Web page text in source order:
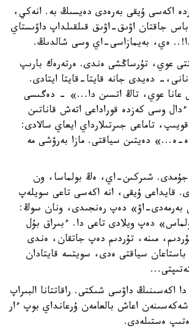
اكەسى ۇيقى بەرەدى دەيسىڭ بە. انەكي،
باس جاقتان اۋىق-اۋىق قىلقىلداپ داۋىستاي
ەي، بەيمازاسى-اي وسى شالدىڭ.
عوي، تۇرساڭشى ەندى. ەرتەرەك بارىپ
دەيدى جانە قايتا-قايتا ايتادى.
عانا عوي، تاڭ اتسىن دا...» - دەگىسى
وسى كەزدە قوراداعى اتەش قاناتىن
تاماعى جىرتىلارداي ايعاي سالادى:
ە...» دەيتىن سياقتى. مازا بەرۋشى مە
جۇمدى. شىركىن-اي، ەڭ بولماسا، ون
قايداعى ۇيقى، انە اكەسى تاعى سويلەپ
بەرمەدى-اۋ» دەپ رەنجىدى، ونان سوڭ:
دەپ ويلادى تاعى دا. ءبىراق بۇل
مىنە، تۇردىم دەپ جاتقان، ەندى
باستاعان سياقتى ەدى، سويتسە قايتادان
اكەسىنىڭ داۋسى شىكتى. راقاتتانا البىراپ
شەكەسىنەن اعاش بالعامەن ۇرعانداي بوپ ءار
ەستىلەدى.